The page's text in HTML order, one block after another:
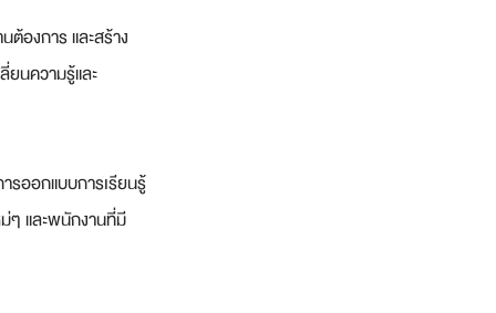
ต้องการ และสร้าง
นความรู้และ
รออกแบบการเรียนรู้
ๆ และพนักงานที่มี